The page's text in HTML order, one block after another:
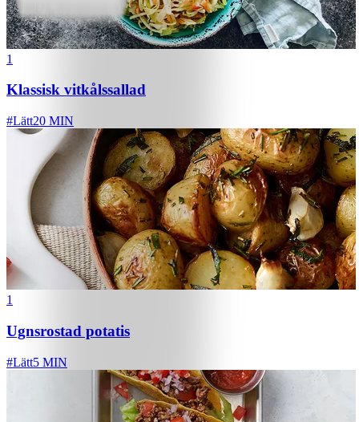
1
Klassisk vitkålssallad
#Lätt20 MIN
1
Ugnsrostad potatis
#Lätt5 MIN